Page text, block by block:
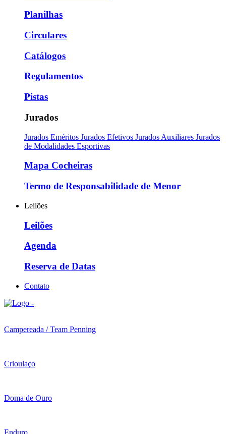
Planilhas
Circulares
Catálogos
Regulamentos
Pistas
Jurados
Jurados Eméritos Jurados Efetivos Jurados Auxiliares Jurados
de Modalidades Esportivas
Mapa Cocheiras
Termo de Responsabilidade de Menor
Leilões
Leilões
Agenda
Reserva de Datas
Contato
Campereada / Team Penning
Crioulaço
Doma de Ouro
Enduro